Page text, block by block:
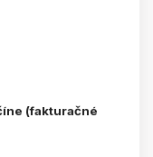
(fakturačné